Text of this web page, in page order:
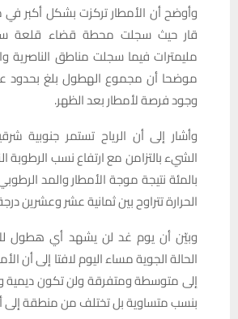
وأوضح أن الأمطار تركزت بشكل أكبر
قار حيث سجلت محطة قضاء قلعة
مليمترات فيما سجلت مناطق الناصرية
موضحا أن مجموع الهطول بلغ بحدود
وجود فرصة لأمطار بعد الظهر.
وأشار إلى أن الرياح تستمر جنوبية
الشيء بالتزامن مع ارتفاع نسب الرطوبة
بالمئة نتيجة موجة الأمطار والمد
الحرارة تتراوح بين ثمانية عشر وعشرين
وبيّن أن يوم غد لن يشهد أي هطول
الحالة الجوية مساء اليوم لافتا إلى أن
إلى متوسطة ومتفرقة ولن تكون
بنسب متساوية بل تختلف من منطقة إلى